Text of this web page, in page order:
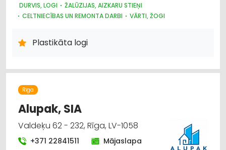
DURVIS, LOGI
ŽALŪZIJAS, AIZKARU STIEŅI
CELTNIECĪBAS UN REMONTA DARBI
VĀRTI, ŽOGI
Plastikāta logi
Rīga
Alupak, SIA
Valdeķu 62 - 232, Rīga, LV-1058
+371 22841511 Mājaslapa